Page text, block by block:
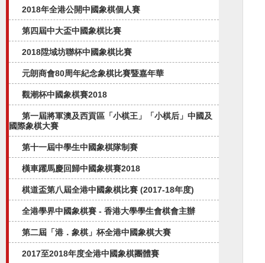
2018年全港公開中國象棋個人賽
第四屆中大盃中國象棋比賽
2018陞域坊聯杯中國象棋比賽
元朗商會80周年紀念象棋比賽暨嘉年華
觀潮杯中國象棋賽2018
第一屆將軍澳及西貢區「小棋王」「小棋后」中國及
國際象棋大賽
第十一屆中學生中國象棋隊制賽
橫車躍馬慶回歸中國象棋賽2018
棋道盃第八屆全港中國象棋比賽 (2017-18年度)
全港學界中國象棋賽 - 香港大學學生會棋會主辦
第二屆「港．象棋」杯全港中國象棋大賽
2017至2018年度全港中國象棋團體賽